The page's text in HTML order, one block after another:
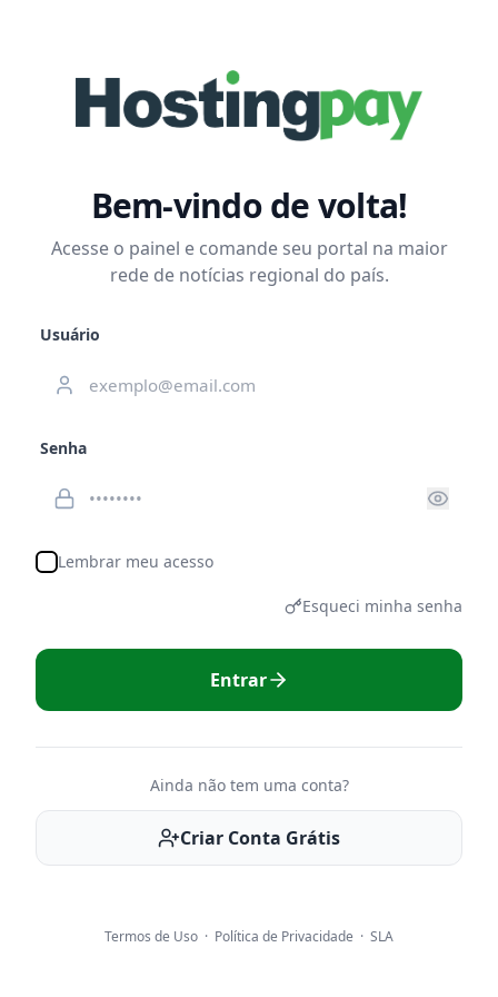
Bem-vindo de volta!
Acesse o painel e comande seu portal na maior
rede de notícias regional do país.
Usuário
Senha
Lembrar meu acesso
Esqueci minha senha
Entrar
Ainda não tem uma conta?
Criar Conta Grátis
Termos de Uso · Política de Privacidade · SLA